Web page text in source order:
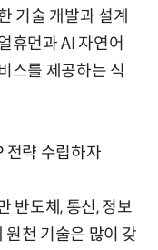
기술 개발과 설계
휴먼과 AI 자연어
스를 제공하는 식
전략 수립하자
반도체, 통신, 정보
원천 기술은 많이 갖